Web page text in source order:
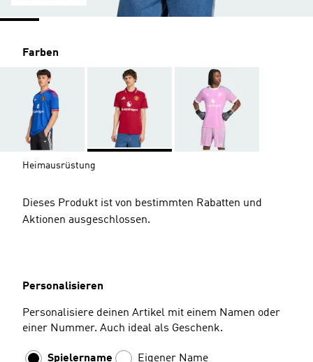
Farben
Heimausrüstung
Dieses Produkt ist von bestimmten Rabatten und
Aktionen ausgeschlossen.
Personalisieren
Personalisiere deinen Artikel mit einem Namen oder
einer Nummer. Auch ideal als Geschenk.
Spielername Eigener Name